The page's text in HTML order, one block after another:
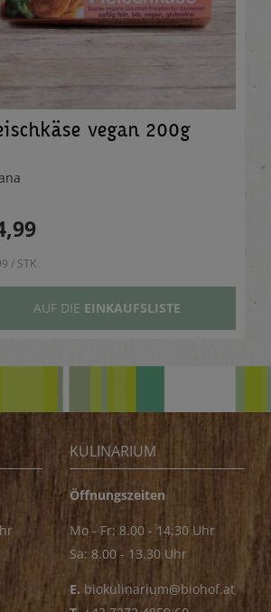
vegan 200g
/ STK
AUF DIE EINKAUFSLISTE
KULINARIUM
Öffnungszeiten
Mo - Fr: 8.00 - 14.30 Uhr
Sa: 8.00 - 13.30 Uhr
E. biokulinarium@biohof.at